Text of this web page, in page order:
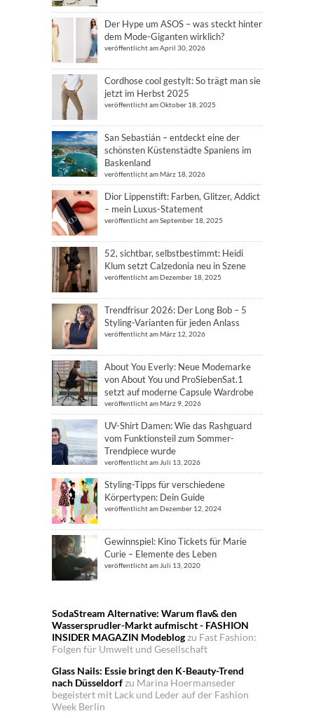
Der Hype um ASOS – was steckt hinter
dem Mode-Giganten wirklich?
veröffentlicht am April 30, 2026
Cordhose cool gestylt: So trägt man sie
jetzt im Herbst 2025
veröffentlicht am Oktober 18, 2025
San Sebastián – entdeckt eine der
schönsten Küstenstädte Spaniens im
Baskenland
veröffentlicht am März 18, 2026
Dior Lippenstift: Farben, Glitzer, Addict
– mein Luxus-Statement
veröffentlicht am September 18, 2025
52, sichtbar, selbstbestimmt: Heidi
Klum setzt Calzedonia neu in Szene
veröffentlicht am Dezember 18, 2025
Trendfrisur 2026: Der Long Bob – 5
Styling-Varianten für jeden Anlass
veröffentlicht am März 12, 2026
About You Everly: Neue Modemarke
von About You und ProSiebenSat.1
setzt auf moderne Capsule Wardrobe
veröffentlicht am März 9, 2026
UV-Shirt Damen: Wie das Rashguard
vom Funktionsteil zum Sommer-
Trendpiece wurde
veröffentlicht am Juli 13, 2026
Styling-Tipps für verschiedene
Körpertypen: Dein Guide
veröffentlicht am Dezember 12, 2024
Gewinnspiel: Kino Tickets für Marie
Curie – Elemente des Leben
veröffentlicht am Juli 13, 2020
SodaStream Alternative: Warum flav& den
Wassersprudler-Markt aufmischt - FASHION
INSIDER MAGAZIN Modeblogzu Fast Fashion:
Folgen für Umwelt und Gesellschaft
Glass Nails: Essie bringt den K-Beauty-Trend
nach Düsseldorfzu Marina Hoermanseder
begeistert mit Lack und Leder auf der Fashion
Week Berlin